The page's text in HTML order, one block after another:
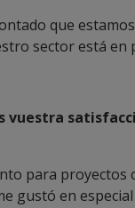
que
sector está en
vuestra
para proyectos
gustó en